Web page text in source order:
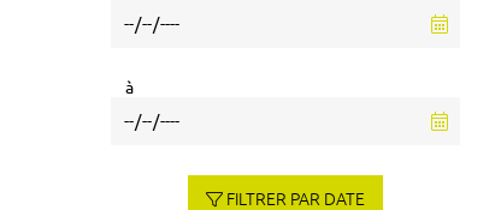
à
FILTRER PAR DATE